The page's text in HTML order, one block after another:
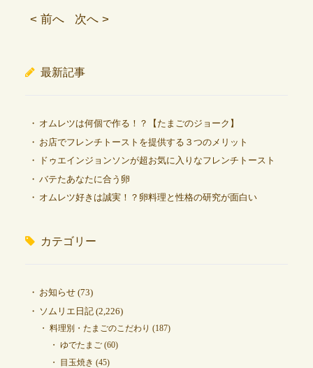
< 前へ 次へ >
最新記事
オムレツは何個で作る！？【たまごのジョーク】
お店でフレンチトーストを提供する３つのメリット
ドゥエインジョンソンが超お気に入りなフレンチトースト
バテたあなたに合う卵
オムレツ好きは誠実！？卵料理と性格の研究が面白い
カテゴリー
お知らせ(73)
ソムリエ日記(2,226)
料理別・たまごのこだわり (187)
ゆでたまご(60)
目玉焼き (45)